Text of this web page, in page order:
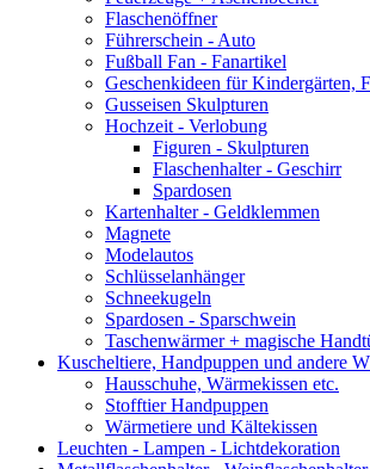
Flaschenöffner
Führerschein - Auto
Fußball Fan - Fanartikel
Geschenkideen für Kindergärten,
Gusseisen Skulpturen
Hochzeit - Verlobung
Figuren - Skulpturen
Flaschenhalter - Geschirr
Spardosen
Kartenhalter - Geldklemmen
Magnete
Modelautos
Schlüsselanhänger
Schneekugeln
Spardosen - Sparschwein
Taschenwärmer + magische
Kuscheltiere, Handpuppen und andere
Hausschuhe, Wärmekissen etc.
Stofftier Handpuppen
Wärmetiere und Kältekissen
Leuchten - Lampen - Lichtdekoration